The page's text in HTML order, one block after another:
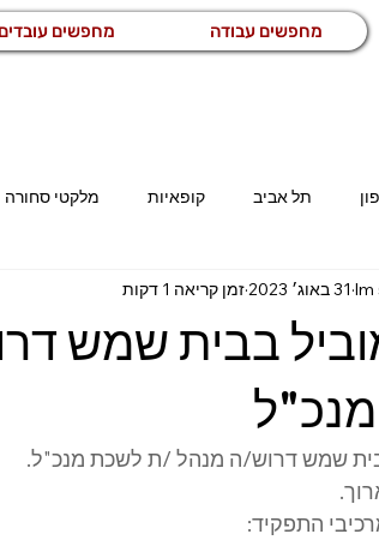
מחפשים עבודה מחפשים עובדים
תל אביב קופאיות מלקטי סחורה
אשקלון קריית גת רמלה
שירות לקוחות
זמניות
בבית שמש
lm 31 באוג׳ 2023 זמן קריאה 1 דקות
שמש דרוש/ה מנהל /ת לשכת מנכ"ל.
התפקיד: